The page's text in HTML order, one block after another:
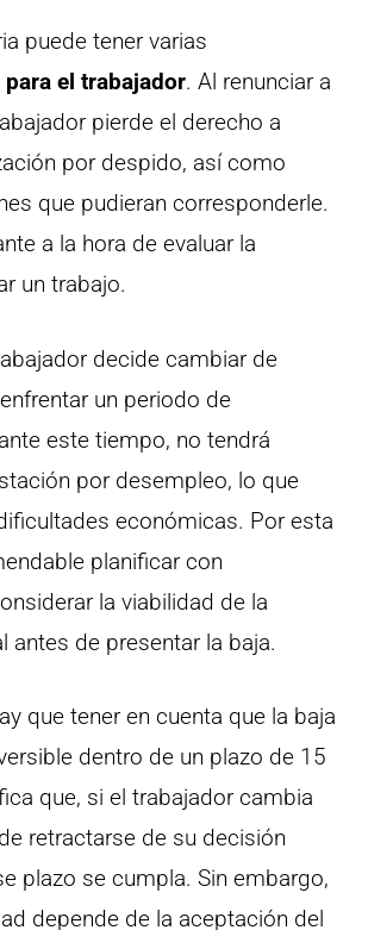
puede tener varias
el trabajador. Al renunciar a
pierde el derecho a
por despido, así como
que pudieran corresponderle.
a la hora de evaluar la
un trabajo.
decide cambiar de
un periodo de
este tiempo, no tendrá
por desempleo, lo que
económicas. Por esta
planificar con
la viabilidad de la
antes de presentar la baja.
que tener en cuenta que la baja
dentro de un plazo de 15
que, si el trabajador cambia
retractarse de su decisión
plazo se cumpla. Sin embargo,
depende de la aceptación del